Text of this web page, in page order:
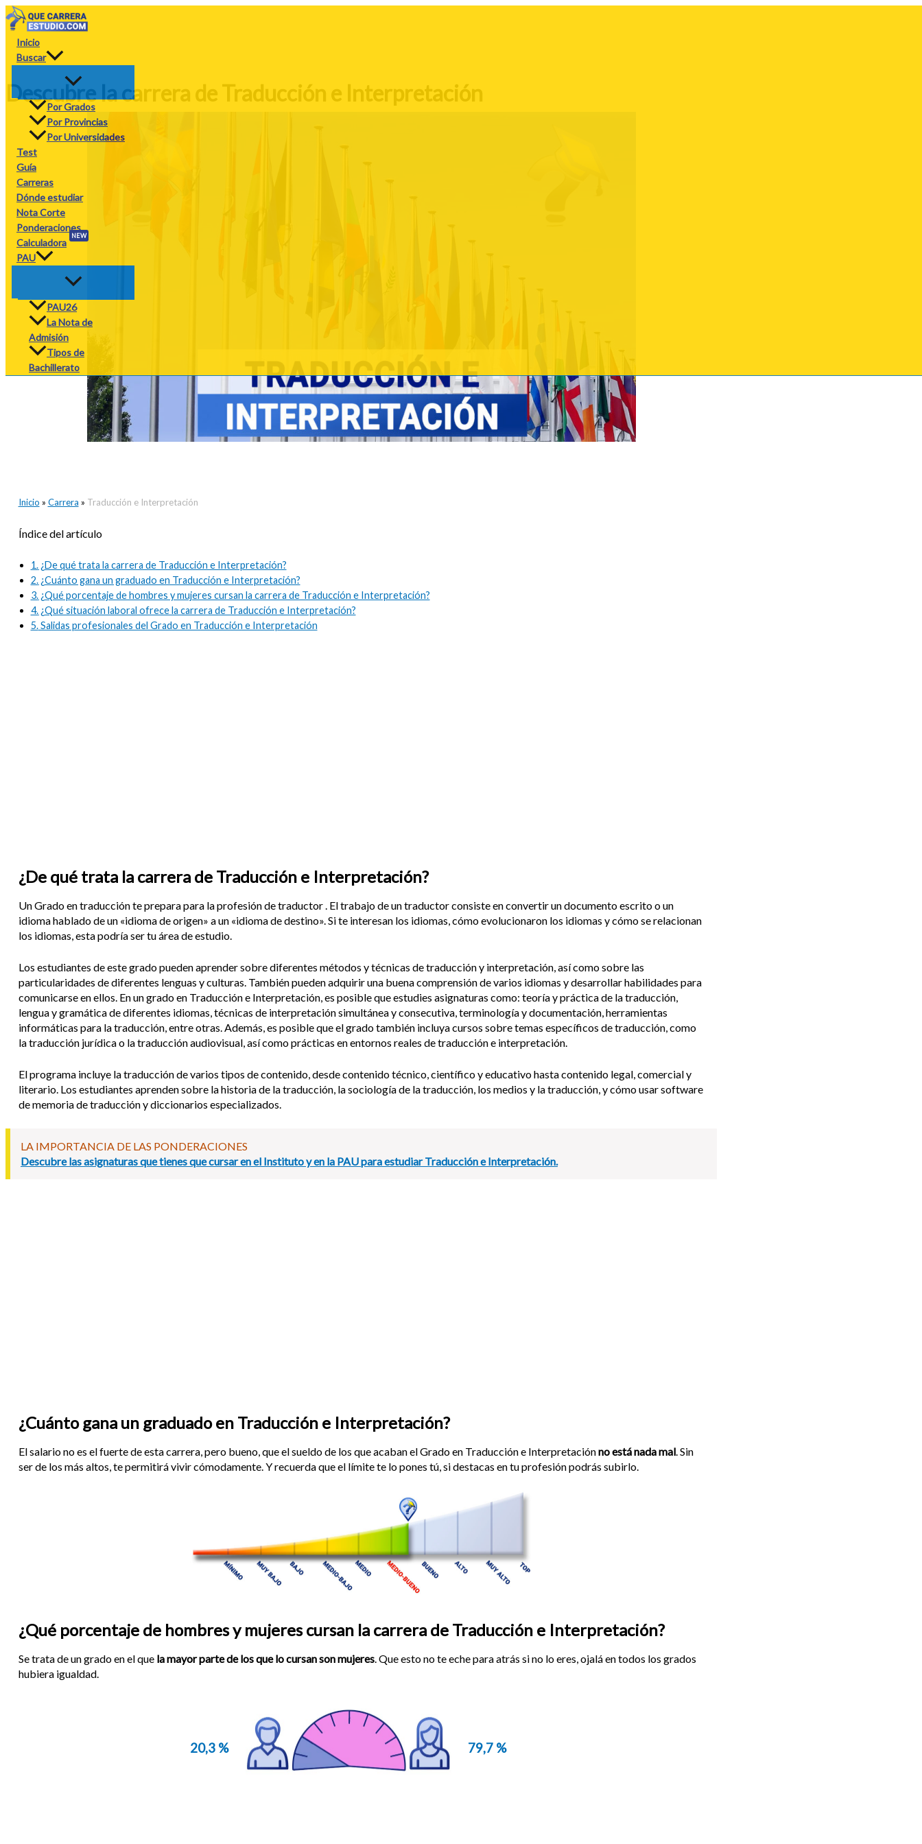
Ir
al
contenido
Inicio
Buscar
Por Grados
Por Provincias
Por Universidades
Test
Guía
Carreras
Dónde estudiar
Nota Corte
Ponderaciones
Calculadora
NEW
PAU
PAU26
La Nota de
Admisión
Tipos de
Bachillerato
Descubre la carrera de Traducción e Interpretación
Inicio » Carrera » Traducción e Interpretación
Índice del artículo
1.¿De qué trata la carrera de Traducción e Interpretación?
2.¿Cuánto gana un graduado en Traducción e Interpretación?
3.¿Qué porcentaje de hombres y mujeres cursan la carrera de Traducción e Interpretación?
4.¿Qué situación laboral ofrece la carrera de Traducción e Interpretación?
5.Salidas profesionales del Grado en Traducción e Interpretación
¿De qué trata la carrera de Traducción e Interpretación?
Un Grado en traducción te prepara para la profesión de traductor . El trabajo de un traductor consiste en convertir un documento escrito o un
idioma hablado de un «idioma de origen» a un «idioma de destino». Si te interesan los idiomas, cómo evolucionaron los idiomas y cómo se relacionan
los idiomas, esta podría ser tu área de estudio.
Los estudiantes de este grado pueden aprender sobre diferentes métodos y técnicas de traducción y interpretación, así como sobre las
particularidades de diferentes lenguas y culturas. También pueden adquirir una buena comprensión de varios idiomas y desarrollar habilidades para
comunicarse en ellos. En un grado en Traducción e Interpretación, es posible que estudies asignaturas como: teoría y práctica de la traducción,
lengua y gramática de diferentes idiomas, técnicas de interpretación simultánea y consecutiva, terminología y documentación, herramientas
informáticas para la traducción, entre otras. Además, es posible que el grado también incluya cursos sobre temas específicos de traducción, como
la traducción jurídica o la traducción audiovisual, así como prácticas en entornos reales de traducción e interpretación.
El programa incluye la traducción de varios tipos de contenido, desde contenido técnico, científico y educativo hasta contenido legal, comercial y
literario. Los estudiantes aprenden sobre la historia de la traducción, la sociología de la traducción, los medios y la traducción, y cómo usar software
de memoria de traducción y diccionarios especializados.
LA IMPORTANCIA DE LAS PONDERACIONES
Descubre las asignaturas que tienes que cursar en el Instituto y en la PAU para estudiar Traducción e Interpretación.
¿Cuánto gana un graduado en Traducción e Interpretación?
El salario no es el fuerte de esta carrera, pero bueno, que el sueldo de los que acaban el Grado en Traducción e Interpretaciónno está nada mal. Sin
ser de los más altos, te permitirá vivir cómodamente. Y recuerda que el límite te lo pones tú, si destacas en tu profesión podrás subirlo.
¿Qué porcentaje de hombres y mujeres cursan la carrera de Traducción e Interpretación?
Se trata de un grado en el que la mayor parte de los que lo cursan son mujeres. Que esto no te eche para atrás si no lo eres, ojalá en todos los grados
hubiera igualdad.
20,3 % 79,7 %